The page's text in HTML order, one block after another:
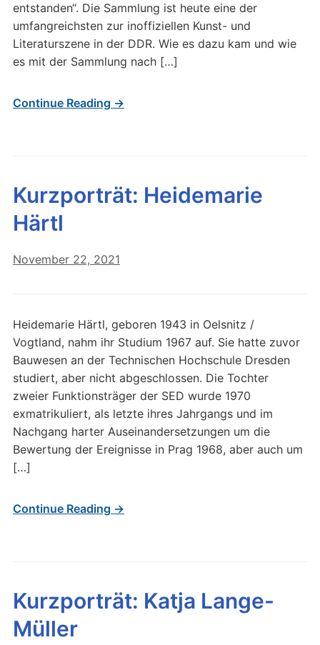
entstanden“. Die Sammlung ist heute eine der
umfangreichsten zur inoffiziellen Kunst- und
Literaturszene in der DDR. Wie es dazu kam und wie
es mit der Sammlung nach […]
Continue Reading →
Kurzporträt: Heidemarie
Härtl
November 22, 2021
Heidemarie Härtl, geboren 1943 in Oelsnitz /
Vogtland, nahm ihr Studium 1967 auf. Sie hatte zuvor
Bauwesen an der Technischen Hochschule Dresden
studiert, aber nicht abgeschlossen. Die Tochter
zweier Funktionsträger der SED wurde 1970
exmatrikuliert, als letzte ihres Jahrgangs und im
Nachgang harter Auseinandersetzungen um die
Bewertung der Ereignisse in Prag 1968, aber auch um
[…]
Continue Reading →
Kurzporträt: Katja Lange-
Müller